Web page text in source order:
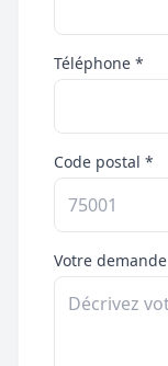
Téléphone *
Code postal *
Votre demande